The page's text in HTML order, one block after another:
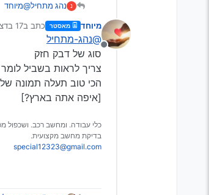
נ נהג מתחיל@מיוחד
מה זה
מנותק
מיוחד מאסטר כתב ב17 בדצמ׳ 2024, 12:51
נערך
@נהג-מתחיל
סוג של דבק חזק
צריך לראות בשביל לומר
הכי טוב תעלה תמונה
[איפה אתה בארץ?]
כלי עבודה. ומחשב רכב. ושכפול
בדיקת מחשב מקצועית.
special12323@gmail.com